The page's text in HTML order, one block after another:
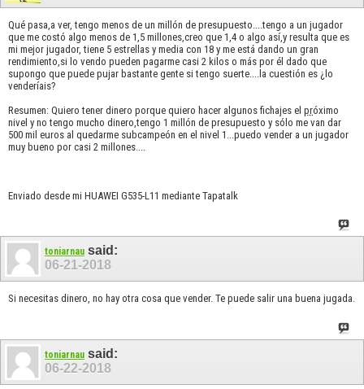
Qué pasa,a ver, tengo menos de un millón de presupuesto....tengo a un jugador
que me costó algo menos de 1,5 millones,creo que 1,4 o algo así,y resulta que es
mi mejor jugador, tiene 5 estrellas y media con 18 y me está dando un gran
rendimiento,si lo vendo pueden pagarme casi 2 kilos o más por él dado que
supongo que puede pujar bastante gente si tengo suerte....la cuestión es ¿lo
venderíais?
Resumen: Quiero tener dinero porque quiero hacer algunos fichajes el próximo
nivel y no tengo mucho dinero,tengo 1 millón de presupuesto y sólo me van dar
500 mil euros al quedarme subcampeón en el nivel 1...puedo vender a un jugador
muy bueno por casi 2 millones....
Enviado desde mi HUAWEI G535-L11 mediante Tapatalk
toniarnau said:
06-21-2018
Si necesitas dinero, no hay otra cosa que vender. Te puede salir una buena jugada.
toniarnau said:
06-22-2018